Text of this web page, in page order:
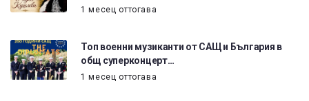
1 месец оттогава
Топ военни музиканти от САЩ и България в
общ суперконцерт…
1 месец оттогава